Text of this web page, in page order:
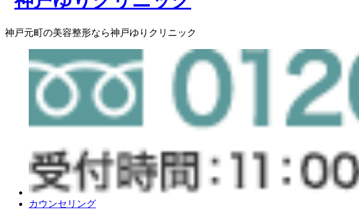
神戸元町の美容整形なら神戸ゆりクリニック
カウンセリング